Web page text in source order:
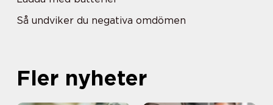
Så undviker du negativa omdömen
Fler nyheter